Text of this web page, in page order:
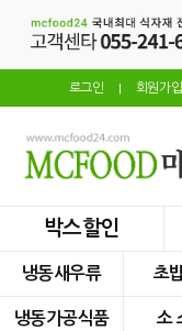
로그인 회원가입
박스할인
냉동새우류 초
냉동가공식품 소